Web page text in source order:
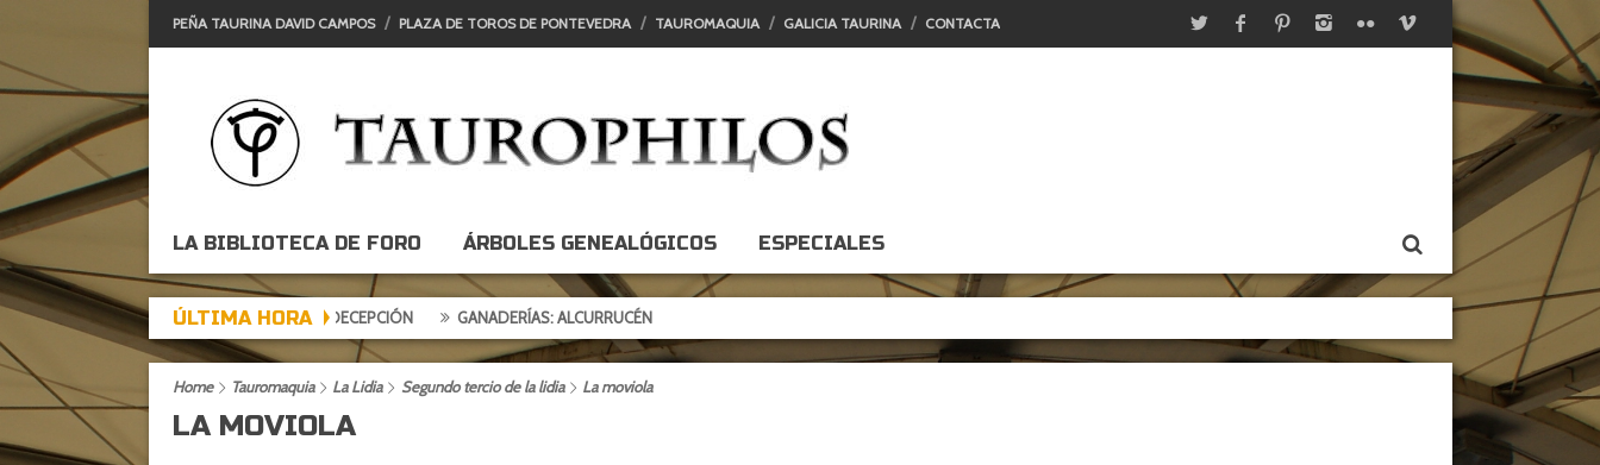
PEÑA TAURINA DAVID CAMPOS PLAZA DE TOROS DE PONTEVEDRA TAUROMAQUIA GALICIA TAURINA CONTACTA
LA BIBLIOTECA DE FORO ÁRBOLES GENEALÓGICOS ESPECIALES
ÚLTIMA HORA
TARDE DE EXPECTACIÓN, TARDE DE DECEPCIÓN GANADERÍAS: ALCURRUCÉN
Home Tauromaquia La Lidia Segundo tercio de la lidia La moviola
LA MOVIOLA